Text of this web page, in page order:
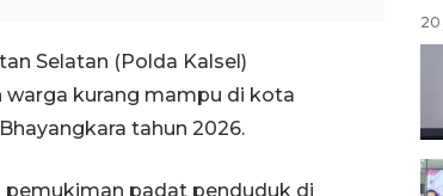
Selatan (Polda Kalsel)
kurang mampu di kota
tahun 2026.
pemukiman padat penduduk di
20